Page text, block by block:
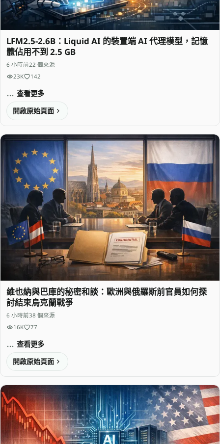
LFM2.5-2.6B：Liquid AI 的裝置端 AI 代理模型，記憶
體佔用不到 2.5 GB
6 小時前22 個來源
23K
142
查看更多
開啟原始頁面
維也納與巴庫的秘密和談：歐洲與俄羅斯前官員如何探
討結束烏克蘭戰爭
6 小時前38 個來源
16K
77
查看更多
開啟原始頁面